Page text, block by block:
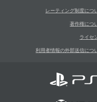
レーティング制度につ
著作権につ
ライセ
利用者情報の外部送信につ